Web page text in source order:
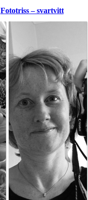
Fototriss – svartvitt